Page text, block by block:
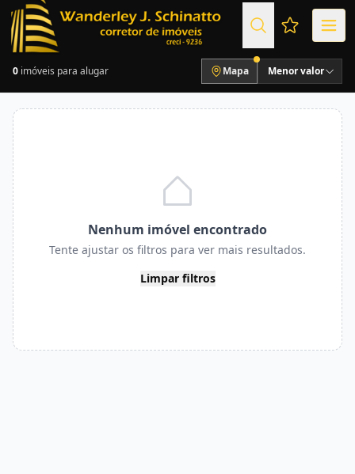
Favoritos
0 imóveis para alugar Mapa Menor valor
Nenhum imóvel encontrado
Tente ajustar os filtros para ver mais resultados.
Limpar filtros